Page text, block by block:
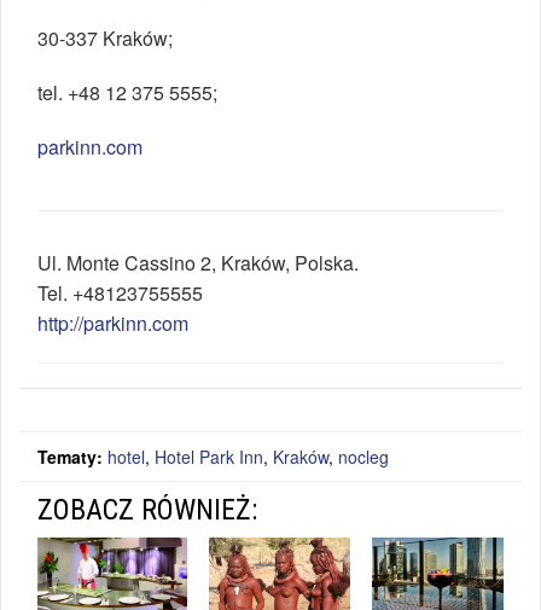
30-337 Kraków;
tel. +48 12 375 5555;
parkinn.com
Ul. Monte Cassino 2, Kraków, Polska.
Tel. +48123755555
http://parkinn.com
Tematy: hotel, Hotel Park Inn, Kraków, nocleg
ZOBACZ RÓWNIEŻ: